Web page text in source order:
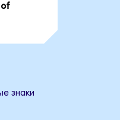
of
знаки